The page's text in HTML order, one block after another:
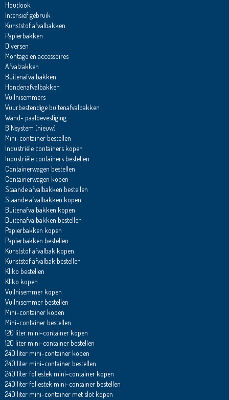
Houtlook
Intensief gebruik
Kunststof afvalbakken
Papierbakken
Diversen
Montage en accessoires
Afvalzakken
Buitenafvalbakken
Hondenafvalbakken
Vuilnisemmers
Vuurbestendige buitenafvalbakken
Wand- paalbevestiging
BINsystem (nieuw)
Mini-container bestellen
Industriële containers kopen
Industriële containers bestellen
Containerwagen bestellen
Containerwagen kopen
Staande afvalbakken bestellen
Staande afvalbakken kopen
Buitenafvalbakken kopen
Buitenafvalbakken bestellen
Papierbakken kopen
Papierbakken bestellen
Kunststof afvalbak kopen
Kunststof afvalbak bestellen
Kliko bestellen
Kliko kopen
Vuilnisemmer kopen
Vuilnisemmer bestellen
Mini-container kopen
Mini-container bestellen
120 liter mini-container kopen
120 liter mini-container bestellen
240 liter mini-container kopen
240 liter mini-container bestellen
240 liter foliestek mini-container kopen
240 liter foliestek mini-container bestellen
240 liter mini-container met slot kopen